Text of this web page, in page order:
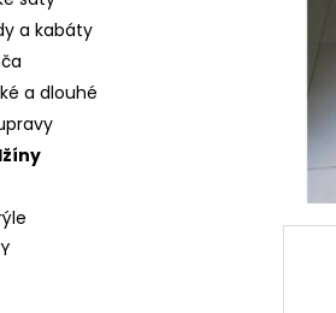
a kabáty
a dlouhé
S PRAVOU